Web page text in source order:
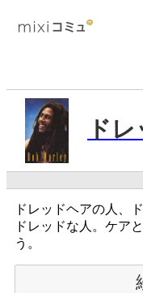
ド
ドレッドヘアの人、
ドレッドな人。ケア
う。